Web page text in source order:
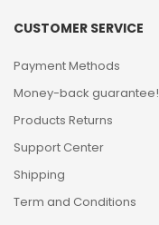
CUSTOMER SERVICE
Payment Methods
Money-back guarantee!
Products Returns
Support Center
Shipping
Term and Conditions